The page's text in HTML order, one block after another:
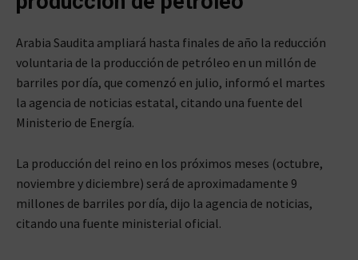
Arabia Saudita ampliará hasta finales de año la reducción
voluntaria de la producción de petróleo en un millón de
barriles por día, que comenzó en julio, informó el martes
la agencia de noticias estatal, citando una fuente del
Ministerio de Energía.
La producción del reino en los próximos meses (octubre,
noviembre y diciembre) será de aproximadamente 9
millones de barriles por día, dijo la agencia de noticias,
citando una fuente ministerial oficial.